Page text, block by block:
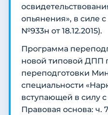
опьянения», в силе
№933н от 18.12.2015).
Программа
новой типовой ДПП
переподготовки
специальности
вступающей в силу с
Правовая основа: